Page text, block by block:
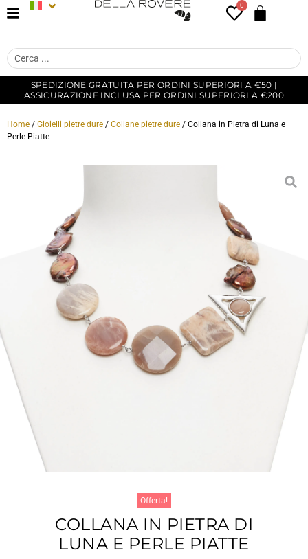
0
SPEDIZIONE GRATUITA PER ORDINI SUPERIORI A €50 |
ASSICURAZIONE INCLUSA PER ORDINI SUPERIORI A €200
Home / Gioielli pietre dure / Collane pietre dure / Collana in Pietra di Luna e
Perle Piatte
Offerta!
COLLANA IN PIETRA DI
LUNA E PERLE PIATTE